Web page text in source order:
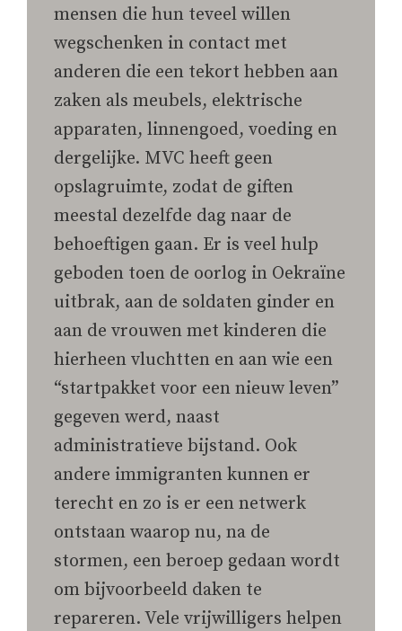
mensen die hun teveel willen
wegschenken in contact met
anderen die een tekort hebben aan
zaken als meubels, elektrische
apparaten, linnengoed, voeding en
dergelijke. MVC heeft geen
opslagruimte, zodat de giften
meestal dezelfde dag naar de
behoeftigen gaan. Er is veel hulp
geboden toen de oorlog in Oekraïne
uitbrak, aan de soldaten ginder en
aan de vrouwen met kinderen die
hierheen vluchtten en aan wie een
“startpakket voor een nieuw leven”
gegeven werd, naast
administratieve bijstand. Ook
andere immigranten kunnen er
terecht en zo is er een netwerk
ontstaan waarop nu, na de
stormen, een beroep gedaan wordt
om bijvoorbeeld daken te
repareren. Vele vrijwilligers helpen